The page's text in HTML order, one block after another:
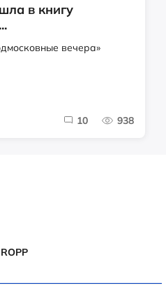
в книгу
вечера»
10 938